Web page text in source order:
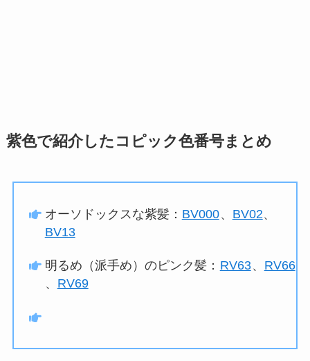
紫色で紹介したコピック色番号まとめ
オーソドックスな紫髪： BV000、 BV02、
BV13
明るめ（派手め）のピンク髪： RV63、 RV66
、 RV69